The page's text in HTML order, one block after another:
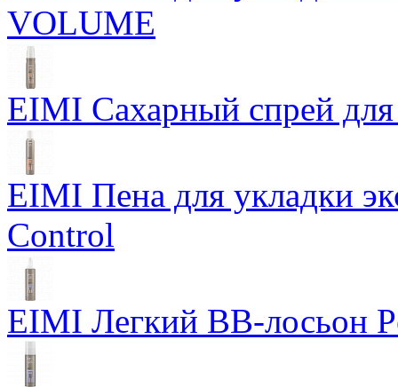
VOLUME
EIMI Сахарный спрей
EIMI Пена для укладки
Control
EIMI Легкий BB-лосьон